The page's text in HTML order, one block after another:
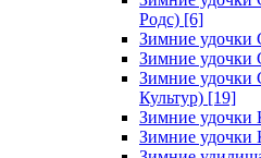
Родс) [6]
Зимние удочки
Зимние удочки
Зимние удочки
Культур) [19]
Зимние удочки
Зимние удочки